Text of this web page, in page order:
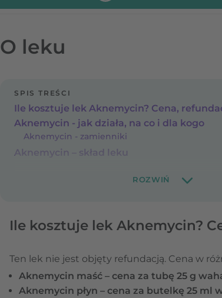
O leku
SPIS TREŚCI
Ile kosztuje lek Aknemycin? Cena,
Aknemycin - jak działa, na co i dla kogo
Aknemycin - zamienniki
Aknemycin – skład leku
Ile kosztuje lek Aknemycin?
Ten lek nie jest objęty refundacją. Cena w
Aknemycin maść – cena za tubę 25 g
Aknemycin płyn – cena za butelkę 25 ml